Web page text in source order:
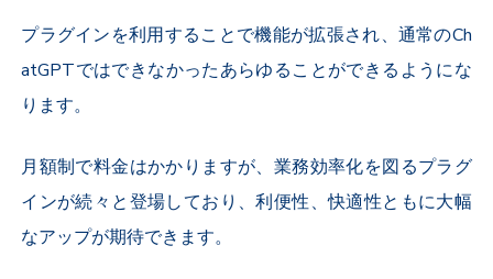
プラグインを利用することで機能が拡張され、通常のCh
atGPTではできなかったあらゆることができるようにな
ります。
月額制で料金はかかりますが、業務効率化を図るプラグ
インが続々と登場しており、利便性、快適性ともに大幅
なアップが期待できます。